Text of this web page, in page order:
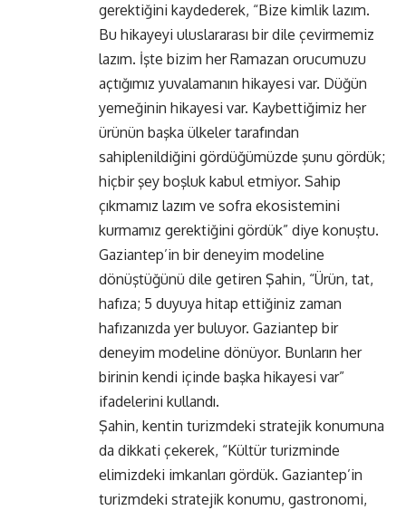
gerektiğini kaydederek, “Bize kimlik lazım.
Bu hikayeyi uluslararası bir dile çevirmemiz
lazım. İşte bizim her Ramazan orucumuzu
açtığımız yuvalamanın hikayesi var. Düğün
yemeğinin hikayesi var. Kaybettiğimiz her
ürünün başka ülkeler tarafından
sahiplenildiğini gördüğümüzde şunu gördük;
hiçbir şey boşluk kabul etmiyor. Sahip
çıkmamız lazım ve sofra ekosistemini
kurmamız gerektiğini gördük” diye konuştu.
Gaziantep’in bir deneyim modeline
dönüştüğünü dile getiren Şahin, “Ürün, tat,
hafıza; 5 duyuya hitap ettiğiniz zaman
hafızanızda yer buluyor. Gaziantep bir
deneyim modeline dönüyor. Bunların her
birinin kendi içinde başka hikayesi var”
ifadelerini kullandı.
Şahin, kentin turizmdeki stratejik konumuna
da dikkati çekerek, “Kültür turizminde
elimizdeki imkanları gördük. Gaziantep’in
turizmdeki stratejik konumu, gastronomi,